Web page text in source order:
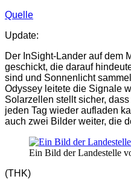
Quelle
Update:
Der InSight-Lander auf dem
geschickt, die darauf
sind und Sonnenlicht
Odyssey leitete die Signale
Solarzellen stellt sicher,
jeden Tag wieder aufladen
auch zwei Bilder weiter, die
Ein Bild der Landestelle
(THK)